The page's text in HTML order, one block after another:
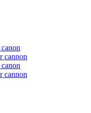
cannon
cannon